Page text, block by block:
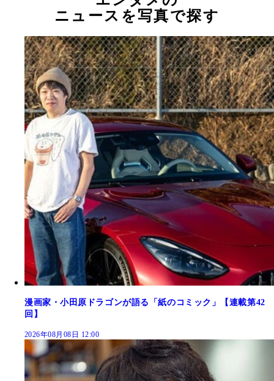
ニュースを写真で探す
漫画家・小田原ドラゴンが語る「紙のコミック」【連載第42
回】
2026年08月08日 12:00